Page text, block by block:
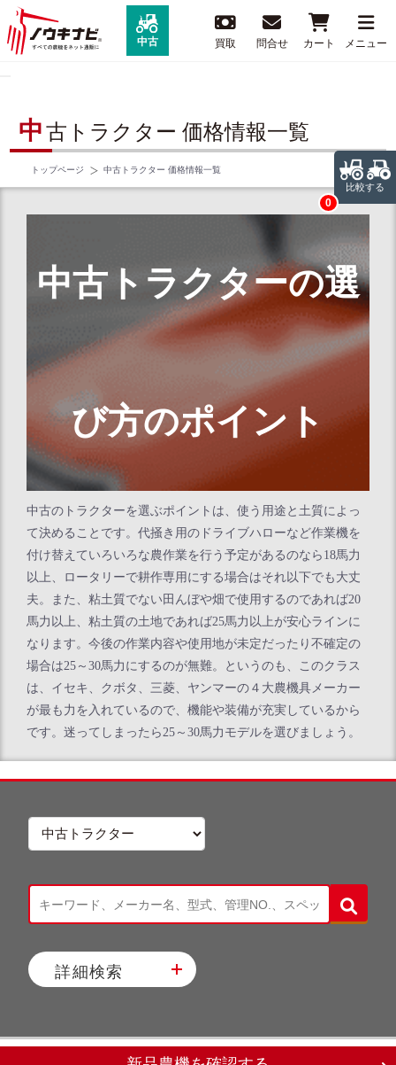
中古 買取 問合せ カート メニュー
比較する
0
中 古トラクター 価格情報一覧
トップページ 中古トラクター 価格情報一覧
中古トラクターの選
び方のポイント
中古のトラクターを選ぶポイントは、使う用途と土質によっ
て決めることです。代掻き用のドライブハローなど作業機を
付け替えていろいろな農作業を行う予定があるのなら18馬力
以上、ロータリーで耕作専用にする場合はそれ以下でも大丈
夫。また、粘土質でない田んぼや畑で使用するのであれば20
馬力以上、粘土質の土地であれば25馬力以上が安心ラインに
なります。今後の作業内容や使用地が未定だったり不確定の
場合は25～30馬力にするのが無難。というのも、このクラス
は、イセキ、クボタ、三菱、ヤンマーの４大農機具メーカー
が最も力を入れているので、機能や装備が充実しているから
です。迷ってしまったら25～30馬力モデルを選びましょう。
詳細検索